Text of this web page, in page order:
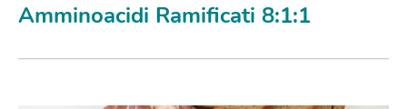
Amminoacidi Ramificati 8:1:1